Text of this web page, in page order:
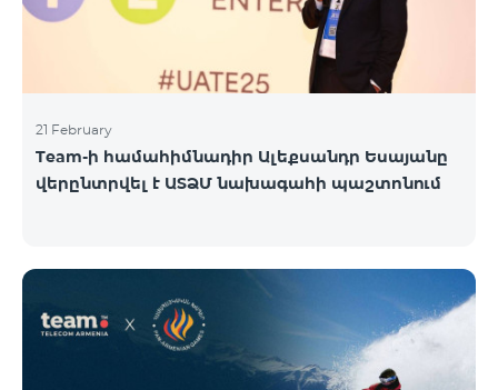
21 February
Team-ի համահիմնադիր Ալեքսանդր Եսայանը
վերընտրվել է ԱՏՁՄ նախագահի պաշտոնում